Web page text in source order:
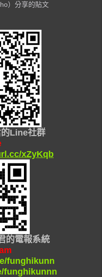
）分享的貼文
Line社群
xZyKqb
的電報系統
funghikunn
funghikunnn